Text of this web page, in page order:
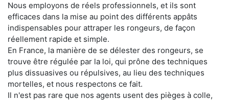
Nous employons de réels professionnels, et ils sont
efficaces dans la mise au point des différents appâts
indispensables pour attraper les rongeurs, de façon
réellement rapide et simple.
En France, la manière de se délester des rongeurs, se
trouve être régulée par la loi, qui prône des techniques
plus dissuasives ou répulsives, au lieu des techniques
mortelles, et nous respectons ce fait.
Il n'est pas rare que nos agents usent des pièges à colle,